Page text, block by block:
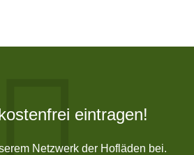
eintragen!
Netzwerk der Hofläden bei.